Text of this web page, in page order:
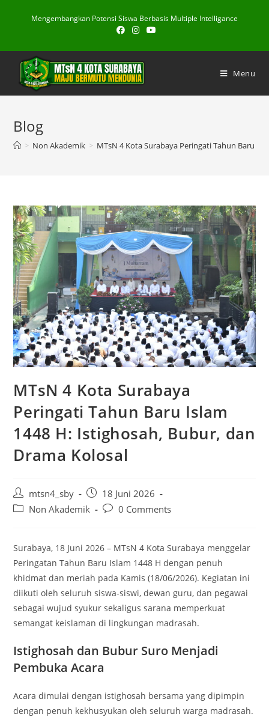
Mengembangkan Potensi Siswa Berbasis Multiple Intelligance
Menu
Blog
> Non Akademik > MTsN 4 Kota Surabaya Peringati Tahun Baru
MTsN 4 Kota Surabaya
Peringati Tahun Baru Islam
1448 H: Istighosah, Bubur, dan
Drama Kolosal
Post
author:
mtsn4_sby
Post
published:
18 Juni 2026
PostNon Akademik
Post0 Comments
Surabaya, 18 Juni 2026 – MTsN 4 Kota Surabaya menggelar
Peringatan Tahun Baru Islam 1448 H dengan penuh
khidmat dan meriah pada Kamis (18/06/2026). Kegiatan ini
diikuti oleh seluruh siswa-siswi, dewan guru, dan pegawai
sebagai wujud syukur sekaligus sarana memperkuat
semangat keislaman di lingkungan madrasah.
Istighosah dan Bubur Suro Menjadi
Pembuka Acara
Acara dimulai dengan istighosah bersama yang dipimpin
dengan penuh kekhusyukan oleh seluruh warga madrasah.